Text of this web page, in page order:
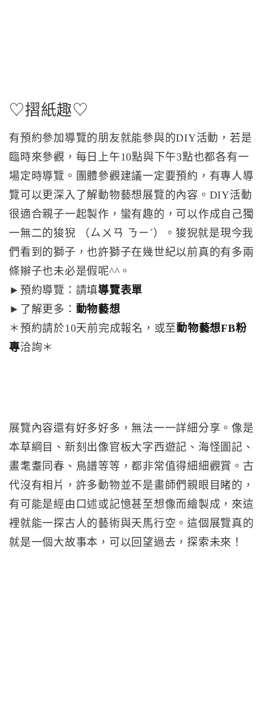
♡摺紙趣♡
有預約參加導覽的朋友就能參與的DIY活動，若是
臨時來參觀，每日上午10點與下午3點也都各有一
場定時導覽。團體參觀建議一定要預約，有專人導
覽可以更深入了解動物藝想展覽的內容。DIY活動
很適合親子一起製作，蠻有趣的，可以作成自己獨
一無二的狻猊 （ㄙㄨㄢ ㄋㄧˊ）。狻猊就是現今我
們看到的獅子，也許獅子在幾世紀以前真的有多兩
條辮子也未必是假呢^^。
►預約導覽：請填導覽表單
►了解更多： 動物藝想
＊預約請於10天前完成報名，或至動物藝想FB粉
專洽詢＊
展覽內容還有好多好多，無法一一詳細分享。像是
本草綱目、新刻出像官板大字西遊記、海怪圖記、
畫耄耋同春、鳥譜等等，都非常值得細細觀賞。古
代沒有相片，許多動物並不是畫師們親眼目睹的，
有可能是經由口述或記憶甚至想像而繪製成，來這
裡就能一探古人的藝術與天馬行空。這個展覽真的
就是一個大故事本，可以回望過去，探索未來！